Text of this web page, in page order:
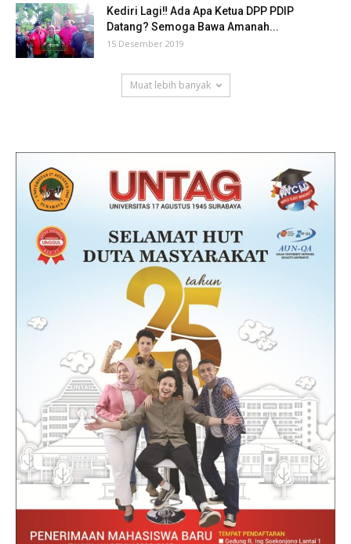
Kediri Lagi‼ Ada Apa Ketua DPP PDIP
Datang? Semoga Bawa Amanah...
15 Desember 2019
Muat lebih banyak